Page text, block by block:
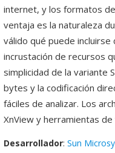
internet, y los formatos
ventaja es la naturaleza
válido qué puede
incrustación de recursos
simplicidad de la variante
bytes y la codificación
fáciles de analizar. Los
XnView y herramientas
Desarrollador: Sun